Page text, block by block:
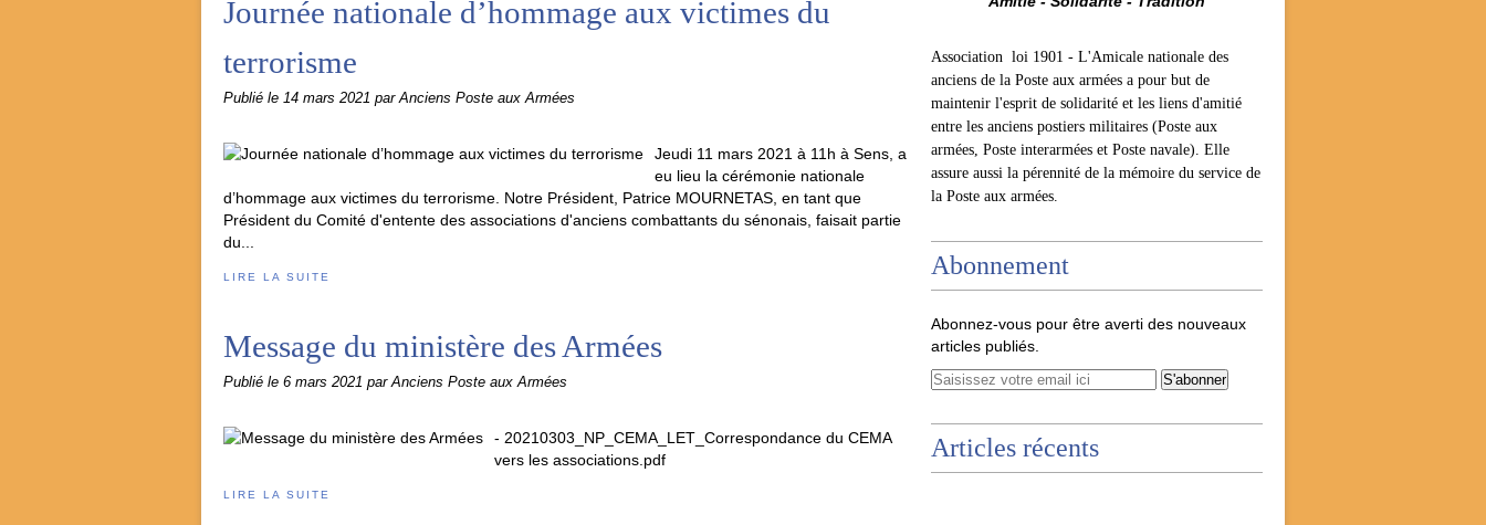
Journée nationale d’hommage aux victimes du
terrorisme
Publié le 14 mars 2021 par Anciens Poste aux Armées
Jeudi 11 mars 2021 à 11h à Sens, a
eu lieu la cérémonie nationale
d’hommage aux victimes du terrorisme. Notre Président, Patrice MOURNETAS, en tant que
Président du Comité d'entente des associations d'anciens combattants du sénonais, faisait partie
du...
LIRE LA SUITE
Message du ministère des Armées
Publié le 6 mars 2021 par Anciens Poste aux Armées
- 20210303_NP_CEMA_LET_Correspondance du CEMA
vers les associations.pdf
LIRE LA SUITE
Association loi 1901 - L'Amicale nationale des
anciens de la Poste aux armées a pour but de
maintenir l'esprit de solidarité et les liens d'amitié
entre les anciens postiers militaires (Poste aux
armées, Poste interarmées et Poste navale). Elle
assure aussi la pérennité de la mémoire du service de
la Poste aux armées.
Abonnement
Abonnez-vous pour être averti des nouveaux
articles publiés.
Articles récents